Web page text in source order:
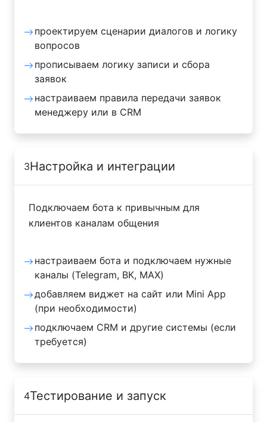
проектируем сценарии диалогов и логику
вопросов
прописываем логику записи и сбора
заявок
настраиваем правила передачи заявок
менеджеру или в CRM
3Настройка и интеграции
Подключаем бота к привычным для
клиентов каналам общения
настраиваем бота и подключаем нужные
каналы (Telegram, ВК, MAX)
добавляем виджет на сайт или Mini App
(при необходимости)
подключаем CRM и другие системы (если
требуется)
4Тестирование и запуск